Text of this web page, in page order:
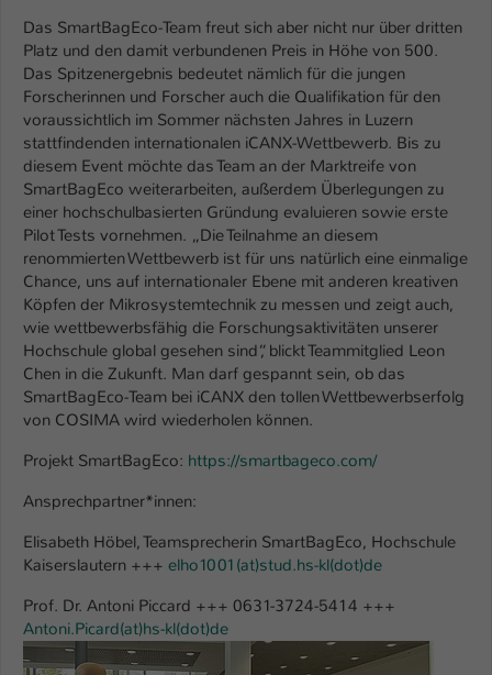
Show larger version
Das SmartBagEco-Team freut sich aber nicht nur über dritten
Platz und den damit verbundenen Preis in Höhe von 500.
Das Spitzenergebnis bedeutet nämlich für die jungen
Forscherinnen und Forscher auch die Qualifikation für den
voraussichtlich im Sommer nächsten Jahres in Luzern
stattfindenden internationalen iCANX-Wettbewerb. Bis zu
diesem Event möchte das Team an der Marktreife von
SmartBagEco weiterarbeiten, außerdem Überlegungen zu
einer hochschulbasierten Gründung evaluieren sowie erste
Pilot Tests vornehmen. „Die Teilnahme an diesem
renommierten Wettbewerb ist für uns natürlich eine einmalige
Chance, uns auf internationaler Ebene mit anderen kreativen
Köpfen der Mikrosystemtechnik zu messen und zeigt auch,
wie wettbewerbsfähig die Forschungsaktivitäten unserer
Hochschule global gesehen sind“, blickt Teammitglied Leon
Chen in die Zukunft. Man darf gespannt sein, ob das
SmartBagEco-Team bei iCANX den tollen Wettbewerbserfolg
von COSIMA wird wiederholen können.
Projekt SmartBagEco: https://smartbageco.com/
Ansprechpartner*innen:
Elisabeth Höbel, Teamsprecherin SmartBagEco, Hochschule
Kaiserslautern +++ elho1001(at)stud.hs-kl(dot)de
Prof. Dr. Antoni Piccard +++ 0631-3724-5414 +++
Antoni.Picard(at)hs-kl(dot)de
Anbieter TYPO3
Laufzeit 1 Tag
Zweck
Dieser Cookie teilt der Webseite mit, ob
ein Besucher im Typo3-Backend
angemeldet ist und Rechte besitzt diese
zu verwalten.